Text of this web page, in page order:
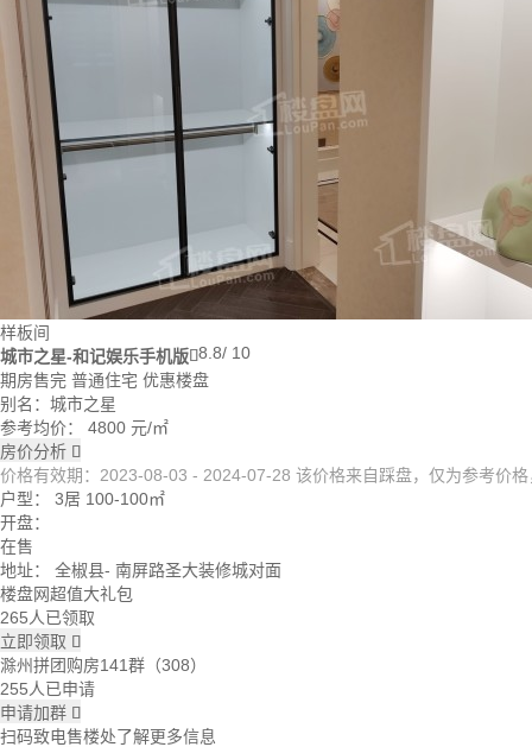
样板间
城市之星-和记娱乐手机版8.8/ 10
期房售完 普通住宅 优惠楼盘
别名：城市之星
参考均价： 4800 元/㎡
房价分析 
价格有效期：2023-08-03 - 2024-07-28 该价格来自踩盘，仅为参考价
户型：
3居 100-100㎡
开盘：
在售
地址：
全椒县- 南屏路圣大装修城对面
楼盘网超值大礼包
265人已领取
立即领取 
滁州拼团购房141群（308）
255人已申请
申请加群 
扫码致电售楼处了解更多信息